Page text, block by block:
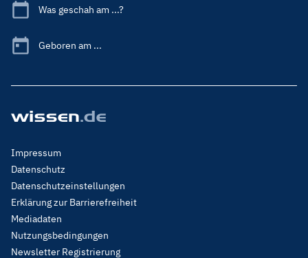
Was geschah am ...?
Geboren am ...
Footer
Menu
Legal
Impressum
Datenschutz
Datenschutzeinstellungen
Erklärung zur Barrierefreiheit
Mediadaten
Nutzungsbedingungen
Newsletter Registrierung